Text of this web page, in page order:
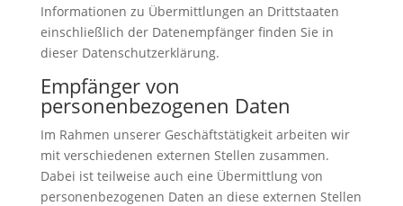
Informationen zu Übermittlungen an Drittstaaten
einschließlich der Datenempfänger finden Sie in
dieser Datenschutzerklärung.
Empfänger von
personenbezogenen Daten
Im Rahmen unserer Geschäftstätigkeit arbeiten wir
mit verschiedenen externen Stellen zusammen.
Dabei ist teilweise auch eine Übermittlung von
personenbezogenen Daten an diese externen Stellen